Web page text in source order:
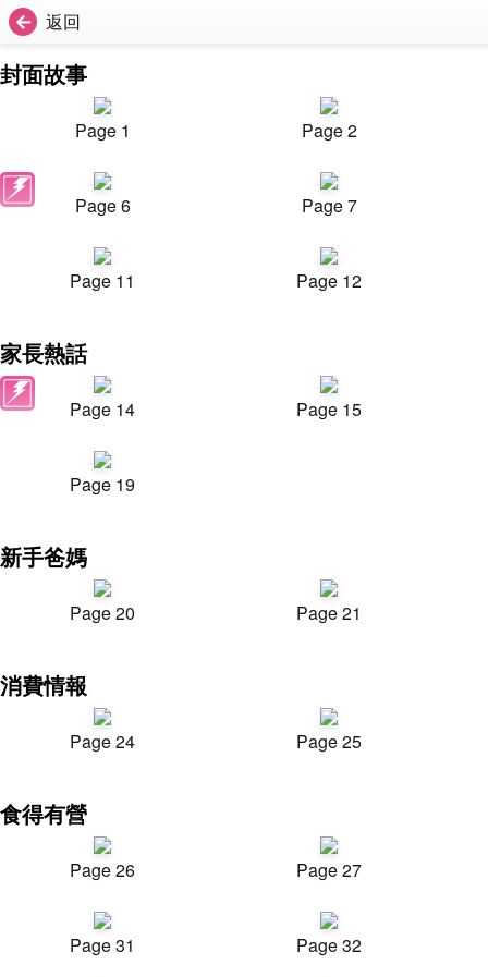
返回
封面故事
Page 1 Page 2
Page 6 Page 7
Page 11 Page 12
家長熱話
Page 14 Page 15
Page 19
新手爸媽
Page 20 Page 21
消費情報
Page 24 Page 25
食得有營
Page 26 Page 27
Page 31 Page 32